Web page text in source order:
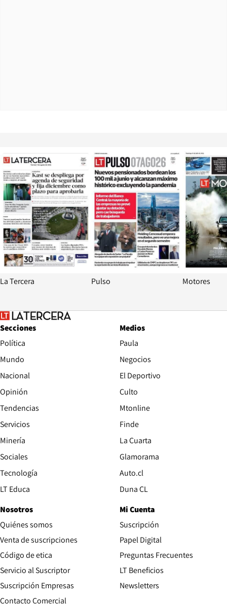
Opens in new window
La Tercera
Opens in
Pulso Motores
Secciones
Política
Mundo
Nacional
Opinión
Tendencias
Servicios
Minería
Sociales
Tecnología
LT Educa
Medios
Paula
Negocios
El Deportivo
Culto
Mtonline
Finde
La Cuarta
Glamorama
Auto.cl
Duna CL
Nosotros
Quiénes somos
Venta de suscripciones
Código de etica Opens in new window
Servicio al Suscriptor
Suscripción Empresas
Contacto Comercial
Mi Cuenta
Suscripción
Papel Digital
Preguntas Frecuentes
LT Beneficios
Newsletters